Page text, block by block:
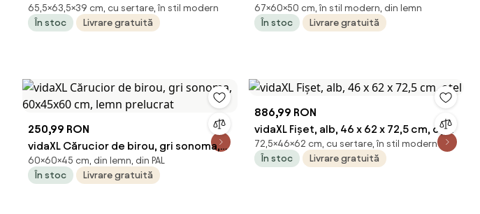
65,5 cm Lemn de pin masiv
65,5×63,5×39 cm, cu sertare, în stil modern
În stoc
Livrare gratuită
roți, alb, 60x50x67 cm
67×60×50 cm, în stil modern, din lemn
În stoc
Livrare gratuită
250,99 RON
vidaXL Cărucior de birou, gri sonoma,
60x45x60 cm, lemn prelucrat
60×60×45 cm, din lemn, din PAL
În stoc
Livrare gratuită
886,99 RON
vidaXL Fișet, alb, 46 x 62 x 72,5 cm, oțel
72,5×46×62 cm, cu sertare, în stil modern
În stoc
Livrare gratuită